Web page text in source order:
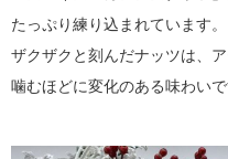
たっぷり練り込まれています。
ザクザクと刻んだナッツは、
噛むほどに変化のある味わいで